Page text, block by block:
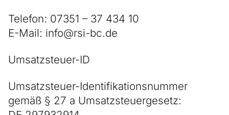
Telefon: 07351 – 37 434 10
E-Mail: info@rsi-bc.de
Umsatzsteuer-ID
Umsatzsteuer-Identifikationsnummer
gemäß § 27 a Umsatzsteuergesetz: